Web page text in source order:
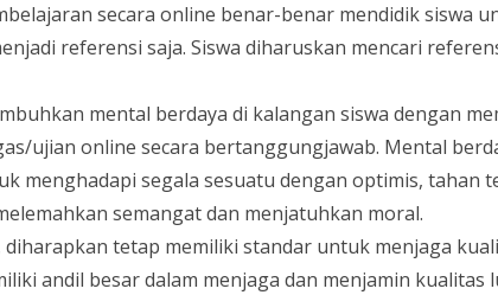
secara online benar-benar mendidik siswa
referensi saja. Siswa diharuskan mencari
mental berdaya di kalangan siswa dengan
ujian online secara bertanggungjawab. Mental
menghadapi segala sesuatu dengan optimis, tahan
semangat dan menjatuhkan moral.
diharapkan tetap memiliki standar untuk menjaga
andil besar dalam menjaga dan menjamin kualitas